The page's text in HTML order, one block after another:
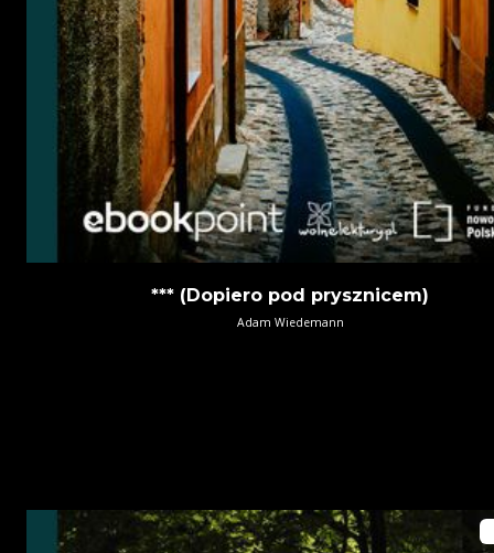
*** (Dopiero pod prysznicem)
Adam Wiedemann